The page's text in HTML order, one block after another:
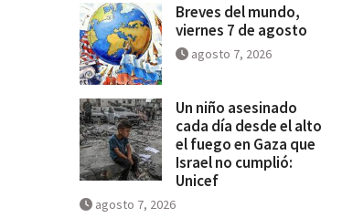
Breves del mundo,
viernes 7 de agosto
agosto 7, 2026
Un niño asesinado
cada día desde el alto
el fuego en Gaza que
Israel no cumplió:
Unicef
agosto 7, 2026